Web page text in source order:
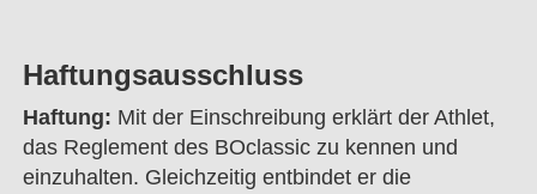
Haftungsausschluss
Haftung: Mit der Einschreibung erklärt der Athlet,
das Reglement des BOclassic zu kennen und
einzuhalten. Gleichzeitig entbindet er die